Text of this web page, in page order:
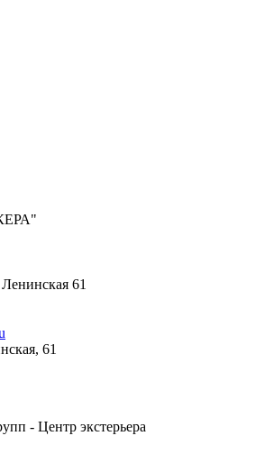
61
61
- Центр экстерьера